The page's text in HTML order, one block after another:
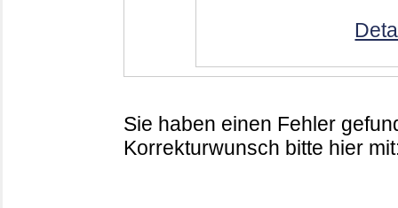
Sie haben einen Fehler
Korrekturwunsch bitte hier